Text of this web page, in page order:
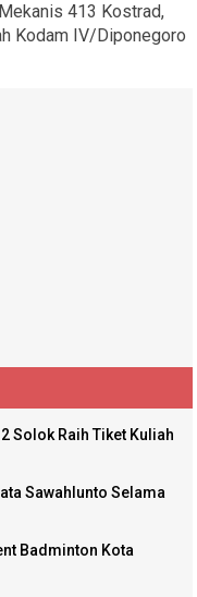
413 Kostrad,
Kodam IV/Diponegoro
Solok Raih Tiket Kuliah
Sawahlunto Selama
Badminton Kota